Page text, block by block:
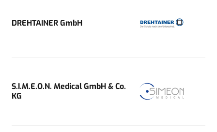
DREHTAINER GmbH
S.I.M.E.O.N. Medical GmbH & Co.
KG